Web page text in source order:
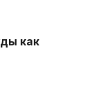
как